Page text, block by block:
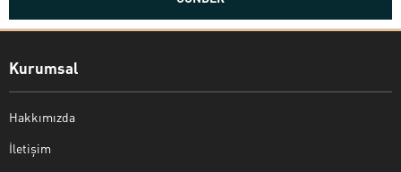
Kurumsal
Hakkımızda
İletişim